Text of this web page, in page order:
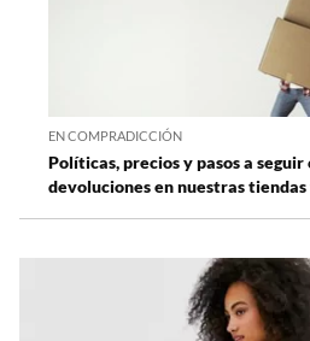
EN COMPRADICCIÓN
Políticas, precios y pasos a seguir
devoluciones en nuestras